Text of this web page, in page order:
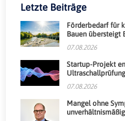
Letzte Beiträge
Förderbedarf für
Bauen übersteigt
07.08.2026
Startup-Projekt
07.08.2026
Mangel ohne